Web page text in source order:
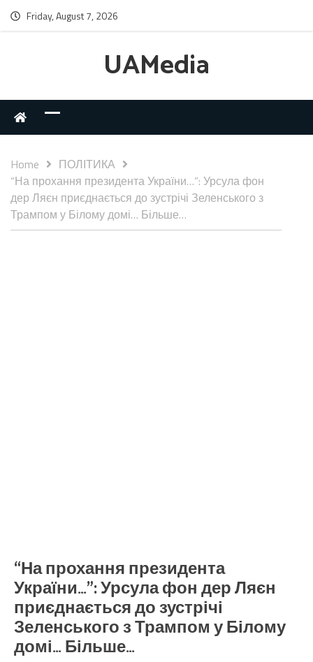
Friday, August 7, 2026
UAMedia
Home
ПОЛІТИКА
“На прохання президента України…”: Урсула фон
дер Ляєн приєднається до зустрічі Зеленського з
Трампом у Білому домі… Більше…
“На прохання президента
України…”: Урсула фон дер Ляєн
приєднається до зустрічі
Зеленського з Трампом у Білому
домі… Більше…